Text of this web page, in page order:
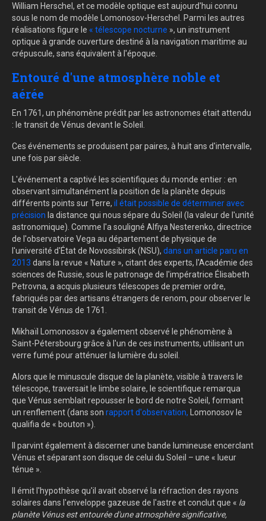
William Herschel, et ce modèle optique est aujourd'hui connu
sous le nom de modèle Lomonosov-Herschel. Parmi les autres
réalisations figure le « télescope nocturne », un instrument
optique à grande ouverture destiné à la navigation maritime au
crépuscule, sans équivalent à l'époque.
Entouré d'une atmosphère noble et
aérée
En 1761, un phénomène prédit par les astronomes était attendu
: le transit de Vénus devant le Soleil.
Ces événements se produisent par paires, à huit ans d'intervalle,
une fois par siècle.
L'événement a captivé les scientifiques du monde entier : en
observant simultanément la position de la planète depuis
différents points sur Terre, il était possible de déterminer avec
précision la distance qui nous sépare du Soleil (la valeur de l'unité
astronomique). Comme l'a souligné Alfiya Nesterenko, directrice
de l'observatoire Vega au département de physique de
l'université d'État de Novossibirsk (NSU), dans un article paru en
2013 dans la revue « Nature », citant des experts, l'Académie des
sciences de Russie, sous le patronage de l'impératrice Élisabeth
Petrovna, a acquis plusieurs télescopes de premier ordre,
fabriqués par des artisans étrangers de renom, pour observer le
transit de Vénus de 1761.
Mikhaïl Lomonossov a également observé le phénomène à
Saint-Pétersbourg grâce à l'un de ces instruments, utilisant un
verre fumé pour atténuer la lumière du soleil.
Alors que le minuscule disque de la planète, visible à travers le
télescope, traversait le limbe solaire, le scientifique remarqua
que Vénus semblait repousser le bord de notre Soleil, formant
un renflement (dans son rapport d'observation, Lomonosov le
qualifia de « bouton »).
Il parvint également à discerner une bande lumineuse encerclant
Vénus et séparant son disque de celui du Soleil – une « lueur
ténue ».
Il émit l'hypothèse qu'il avait observé la réfraction des rayons
solaires dans l'enveloppe gazeuse de l'astre et conclut que « la
planète Vénus est entourée d'une atmosphère significative,